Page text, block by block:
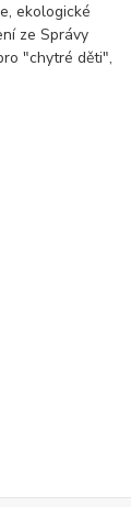
ekologické
ze Správy
"chytré děti",